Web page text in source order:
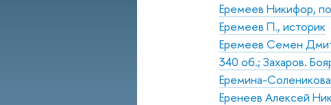
Еремеев Никифор,
Еремеев П., историк
Еремеев Семен
340 об.; Захаров.
Еремина-
Еренеев Алексей